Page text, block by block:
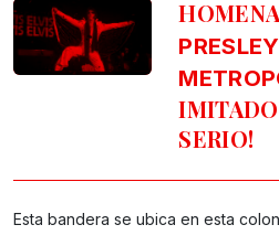
SERIO!
Esta bandera se ubica en esta